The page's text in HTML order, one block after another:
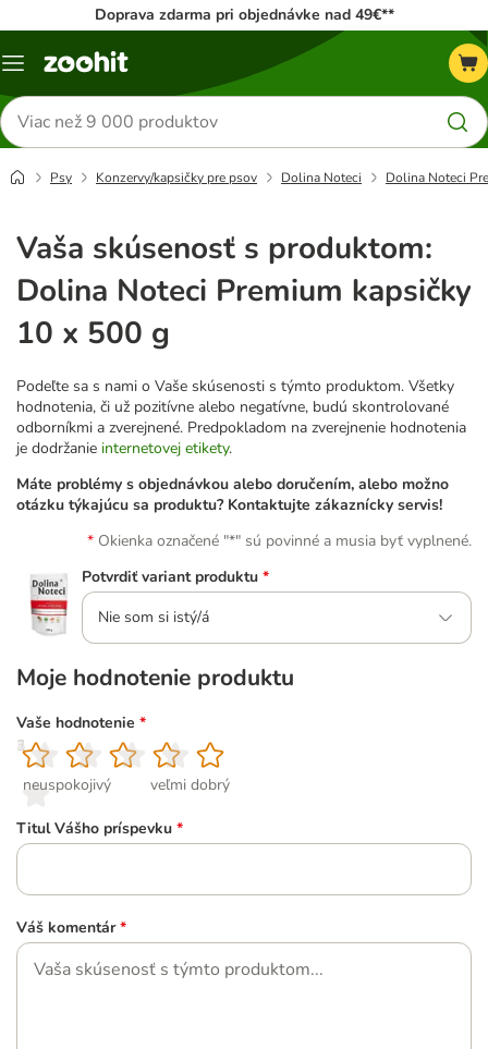
Doprava zdarma pri objednávke nad 49€**
Kategórie
Hľadať
produkty
Psy Konzervy/kapsičky pre psov Dolina Noteci Dolina Noteci
Vaša skúsenosť s produktom:
Dolina Noteci Premium kapsičky
10 x 500 g
Podeľte sa s nami o Vaše skúsenosti s týmto produktom. Všetky
hodnotenia, či už pozitívne alebo negatívne, budú skontrolované
odborníkmi a zverejnené. Predpokladom na zverejnenie hodnotenia
je dodržanie internetovej etikety.
Máte problémy s objednávkou alebo doručením, alebo možno
otázku týkajúcu sa produktu? Kontaktujte zákaznícky servis!
Okienka označené "*" sú povinné a musia byť vyplnené.
Potvrdiť variant produktu *
Nie som si istý/á
Moje hodnotenie produktu
Vaše hodnotenie *
1
neuspokojivý
2
3
4
5
veľmi dobrý
Titul Vášho príspevku *
Váš komentár *